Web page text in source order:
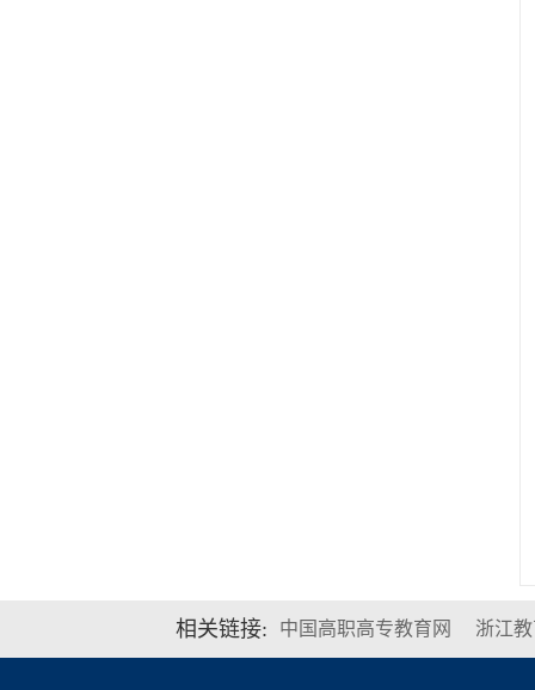
相关链接: 中国高职高专教育网 浙江